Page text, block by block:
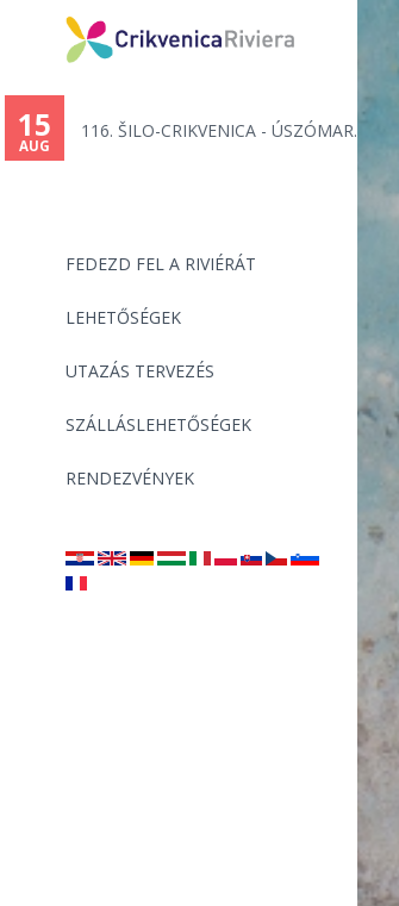
FEDEZD FEL A RIVIÉRÁT
LEHETŐSÉGEK
UTAZÁS TERVEZÉS
SZÁLLÁSLEHETŐSÉGEK
RENDEZVÉNYEK
15
AUG
116. ŠILO-CRIKVENICA - ÚSZÓMAR...
are
here